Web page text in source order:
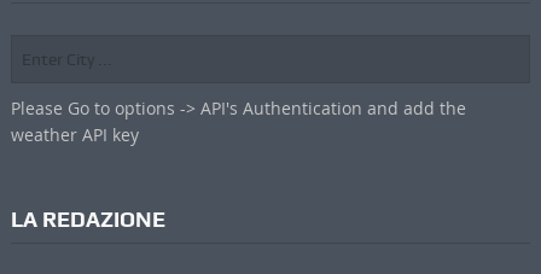
Please Go to options -> API's Authentication and add the
weather API key
LA REDAZIONE